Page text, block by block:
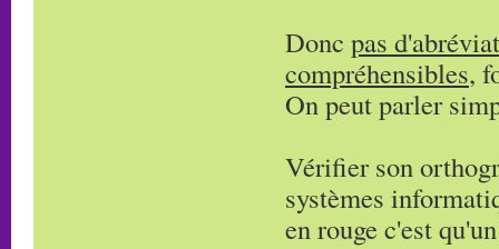
Donc pas
compréhensibles,
On peut parler
Vérifier son
systèmes
en rouge c'est